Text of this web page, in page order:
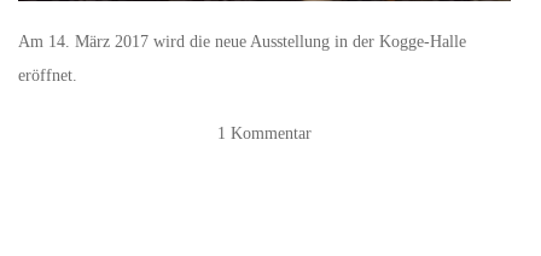
Am 14. März 2017 wird die neue Ausstellung in der Kogge-Halle
eröffnet.
1 Kommentar